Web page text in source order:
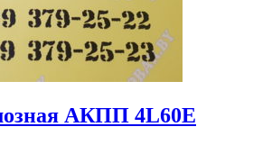
АКПП 4L60E